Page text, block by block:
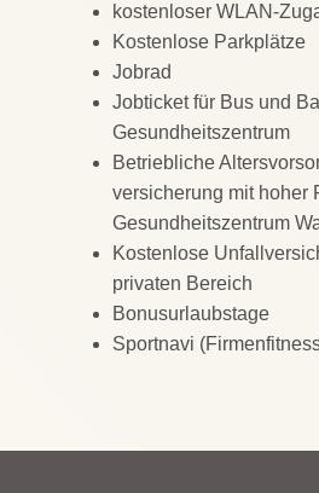
kostenloser WLAN-
Kostenlose Parkplätze
Jobrad
Jobticket für Bus und
Gesundheitszentrum
Betriebliche
versicherung mit hoher
Gesundheitszentrum
Kostenlose
privaten Bereich
Bonusurlaubstage
Sportnavi